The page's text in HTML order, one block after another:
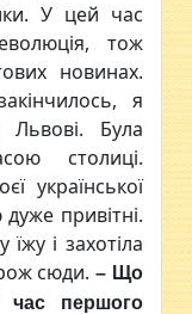
У цей час
тож
новинах.
я
Львові. Була
столиці.
української
привітні.
і захотіла
сюди. – Що
час першого